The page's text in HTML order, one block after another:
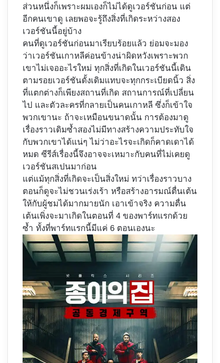
ส่วนหนึ่งก็เพราะผมเองก็ไม่ได้ดูเวอร์ชันก่อน แต่
อีกคนเขาดู เลยพอจะรู้ถึงสิ่งที่เกิดระหว่างสอง
เวอร์ชันนี้อยู่บ้าง
คนที่ดูเวอร์ชันก่อนมาเรียบร้อยแล้ว ย่อมจะมอง
ว่าเวอร์ชันเกาหลีค่อนข้างน่าผิดหวังเพราะพวก
เขาไม่เจออะไรใหม่ ทุกสิ่งที่เกิดในเวอร์ชันนี้เดิน
ตามรอยเวอร์ชันดั้งเดิมแทบจะทุกกระเบียดนิ้ว สิ่ง
ที่แตกต่างก็เพียงสถานที่เกิด สถานการณ์ที่เปลี่ยน
ไป และตัวละครที่กลายเป็นคนเกาหลี ซึ่งก็เข้าใจ
พวกเขานะ ถ้าจะเหมือนขนาดนั้น การต้องมาดู
เรื่องราวเดิมซ้ำสองไม่มีทางสร้างความประทับใจ
กับพวกเขาได้แน่ๆ ไม่ว่าอะไรจะเกิดก็คาดเดาได้
หมด ซีรีส์เรื่องนี้จึงอาจจะเหมาะกับคนที่ไม่เคยดู
เวอร์ชันสเปนมาก่อน
แต่แม้ทุกสิ่งที่เกิดจะเป็นสิ่งใหม่ ทว่าเรื่องราวบาง
ตอนก็ดูจะไม่ชวนเร่งเร้า หรือสร้างอารมณ์ตื่นเต้น
ให้กับผู้ชมได้มากมายนัก เอาเข้าจริง ความตื่น
เต้นเพิ่งจะมาเกิดในตอนที่ 4 ของพาร์ทแรกด้วย
ซ้ำ ทั้งที่พาร์ทแรกนี้มีแค่ 6 ตอนเองนะ